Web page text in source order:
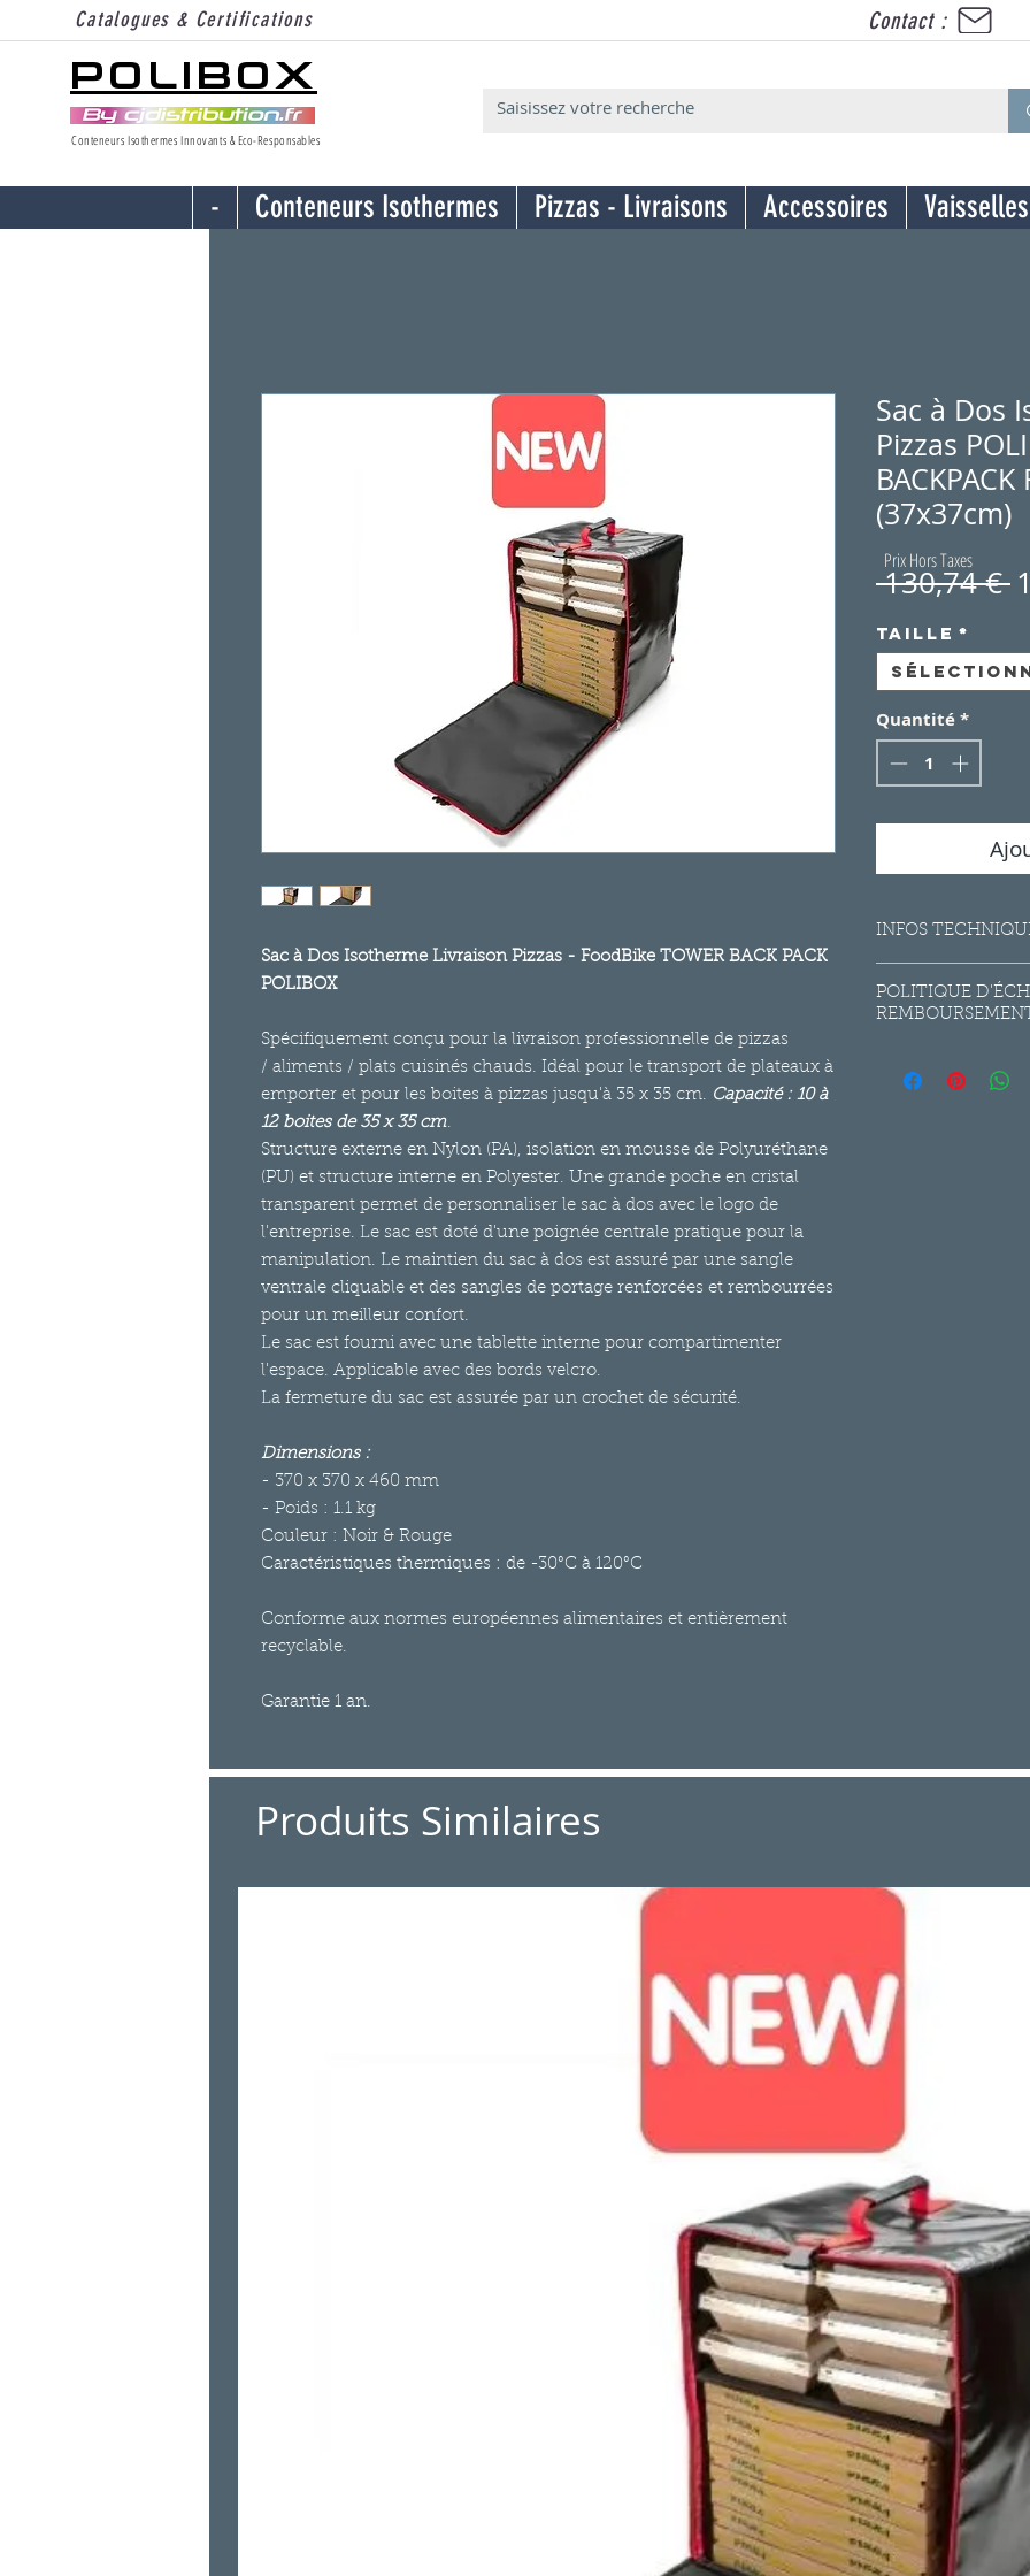
Catalogues & Certifications Contact :
POLIBOX
Conteneurs Isothermes Innovants & Eco-Responsables
- Conteneurs Isothermes Pizzas - Livraisons Accessoires Vaisselles
Sac à Dos Isotherme Livraison Pizzas - FoodBike TOWER BACK PACK
POLIBOX
Spécifiquement conçu pour la livraison professionnelle de pizzas
/ aliments / plats cuisinés chauds. Idéal pour le transport de plateaux à
emporter et pour les boites à pizzas jusqu'à 35 x 35 cm. Capacité : 10 à
12 boites de 35 x 35 cm.
Structure externe en Nylon (PA), isolation en mousse de Polyuréthane
(PU) et structure interne en Polyester. Une grande poche en cristal
transparent permet de personnaliser le sac à dos avec le logo de
l'entreprise. Le sac est doté d'une poignée centrale pratique pour la
manipulation. Le maintien du sac à dos est assuré par une sangle
ventrale cliquable et des sangles de portage renforcées et rembourrées
pour un meilleur confort.
Le sac est fourni avec une tablette interne pour compartimenter
l'espace. Applicable avec des bords velcro.
La fermeture du sac est assurée par un crochet de sécurité.
Dimensions :
- 370 x 370 x 460 mm
- Poids : 1.1 kg
Couleur : Noir & Rouge
Caractéristiques thermiques : de -30°C à 120°C
Conforme aux normes européennes alimentaires et entièrement
recyclable.
Garantie 1 an.
Sac à Dos
Pizzas
(37x37cm)
130,74 €
Taille *
Quantité*
INFOS
Couleur : Noir &
Température de
POLITIQUE
consommateur de
Prix Hors Taxes
Produits Similaires